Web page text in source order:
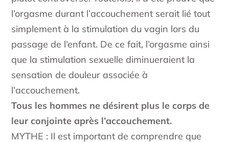
l’orgasme durant l’accouchement serait lié tout
simplement à la stimulation du vagin lors du
passage de l’enfant. De ce fait, l’orgasme ainsi
que la stimulation sexuelle diminueraient la
sensation de douleur associée à
l’accouchement.
Tous les hommes ne désirent plus le corps de
leur conjointe après l’accouchement.
MYTHE : Il est important de comprendre que